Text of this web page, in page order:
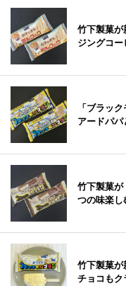
竹下製菓
ジングコ
「ブラッ
アードパ
竹下製菓
つの味楽し
竹下製菓
チョコもク